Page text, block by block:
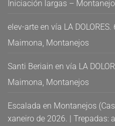
Iniciación largas –
elev-arte en vía LA
Maimona, Montanejos
Santi Beriain en vía LA
Maimona, Montanejos
Escalada en Montanejos
xaneiro de 2026. | Trepadas: